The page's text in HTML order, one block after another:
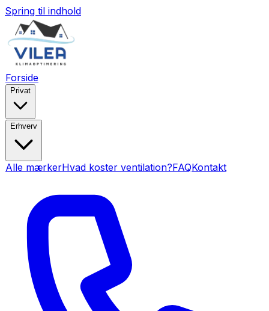
Spring til indhold
Forside
Privat
Erhverv
Alle mærkerHvad koster ventilation?FAQKontakt